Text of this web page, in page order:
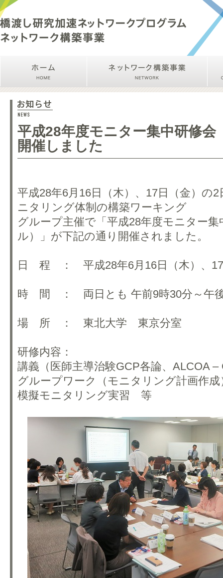
平成28年度モニター集中研修会
開催しました
平成28年6月16日（木）、17日（金）の
ニタリング体制の構築ワーキング
グループ主催で「平成28年度モニター集
ル）」が下記の通り開催されました。
日 程 ： 平成28年6月16日（木）、17
時 間 ： 両日とも 午前9時30分～午
場 所 ： 東北大学 東京分室
研修内容：
講義（医師主導治験GCP各論、ALCOA –
グループワーク（モニタリング計画作成
模擬モニタリング実習 等